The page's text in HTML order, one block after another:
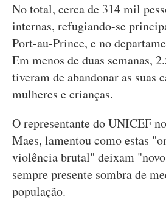
No total, cerca de 314 mil
internas, refugiando-se
Port-au-Prince, e no
Em menos de duas semanas,
tiveram de abandonar as suas
mulheres e crianças.
O representante do UNICEF
Maes, lamentou como estas
violência brutal" deixam
sempre presente sombra de
população.